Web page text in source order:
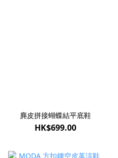
麂皮拼接蝴蝶結平底鞋
HK$699.00